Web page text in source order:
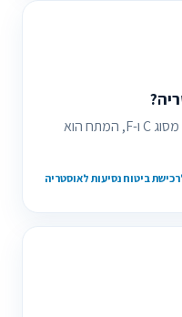
סוגי שקעי החשמל שבאוסטריה הם מסוג C ו-F, המתח הוא
ביטוח נסיעות לאוסטריה